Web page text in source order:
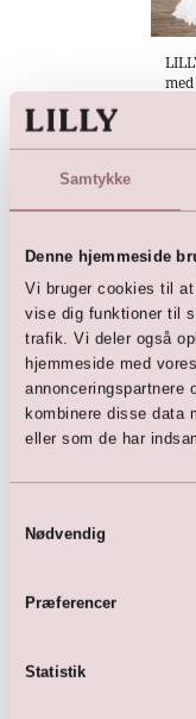
Samtykke
Denne hjemmeside
Vi bruger cookies til
vise dig funktioner til
trafik. Vi deler også
hjemmeside med
annonceringspartnere
kombinere disse data
eller som de har
Nødvendig
Præferencer
Statistik
Her
LILLY
2.399,00